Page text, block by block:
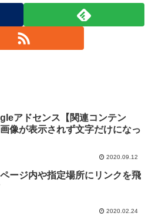
アドセンス【関連コンテン
像が表示されず文字だけになっ
2020.09.12
ージ内や指定場所にリンクを飛
2020.02.24